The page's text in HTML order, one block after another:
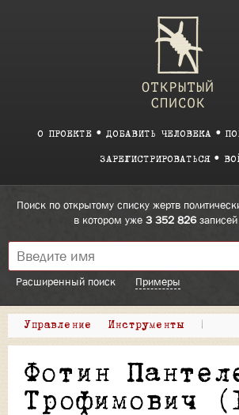
О ПРОЕКТЕ ДОБАВИТЬ ЧЕЛОВЕКА
ЗАРЕГИСТРИРОВАТЬСЯ
Поиск по открытому списку жертв
в котором уже 3 352 826
Расширенный поиск Примеры
Управление Инструменты |
Фотин
Трофимович